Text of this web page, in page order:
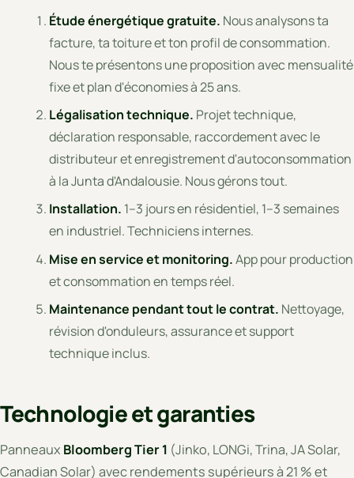
Étude énergétique gratuite. Nous analysons ta
facture, ta toiture et ton profil de consommation.
Nous te présentons une proposition avec mensualité
fixe et plan d'économies à 25 ans.
Légalisation technique. Projet technique,
déclaration responsable, raccordement avec le
distributeur et enregistrement d'autoconsommation
à la Junta d'Andalousie. Nous gérons tout.
Installation. 1–3 jours en résidentiel, 1–3 semaines
en industriel. Techniciens internes.
Mise en service et monitoring.App pour production
et consommation en temps réel.
Maintenance pendant tout le contrat. Nettoyage,
révision d'onduleurs, assurance et support
technique inclus.
Technologie et garanties
Panneaux Bloomberg Tier 1 (Jinko, LONGi, Trina, JA Solar,
Canadian Solar) avec rendements supérieurs à 21 % et